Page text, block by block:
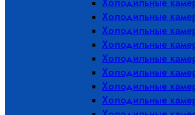
Холодильные
Холодильные
Холодильные
Холодильные
Холодильные
Холодильные
Холодильные